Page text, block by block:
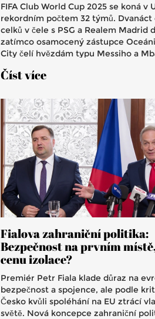
FIFA Club World Cup 2025 se koná v
rekordním počtem 32 týmů. Dvanáct
celků v čele s PSG a Realem Madrid
zatímco osamocený zástupce
City čelí hvězdám typu Messiho a
sledovaných duelů.
Číst více
Fialova zahraniční politika:
Bezpečnost na prvním
cenu izolace?
Premiér Petr Fiala klade důraz na
bezpečnost a spojence, ale podle
Česko kvůli spoléhání na EU ztrácí
světě. Nová koncepce zahraniční